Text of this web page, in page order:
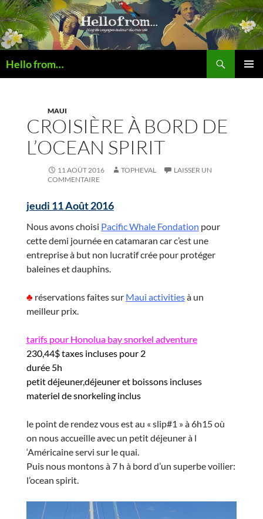
Hello from…
MAUI
CROISIÈRE À BORD DE
L’OCEAN SPIRIT
11 AOÛT 2016 TOPHEVAL
LAISSER UN
COMMENTAIRE
jeudi 11 Août 2016
Nous avons choisi Pacific Whale Fondation pour
cette demi journée en catamaran car c’est une
entreprise à but non lucratif crée pour protéger
baleines et dauphins.
♣ réservations faites sur Maui activitiesà un
meilleur prix.
tarifs pour Honolua bay snorkel adventure
230,44$ taxes incluses pour 2
durée 5h
petit déjeuner,déjeuner et boissons incluses
materiel de snorkeling inclus
le point de rendez vous est au « slip#1 » à 6h15 où
on nous accueille avec un petit déjeuner à l
‘Américaine servi sur le quai.
Puis nous montons à 7 h à bord d’un superbe voilier:
l’ocean spirit.